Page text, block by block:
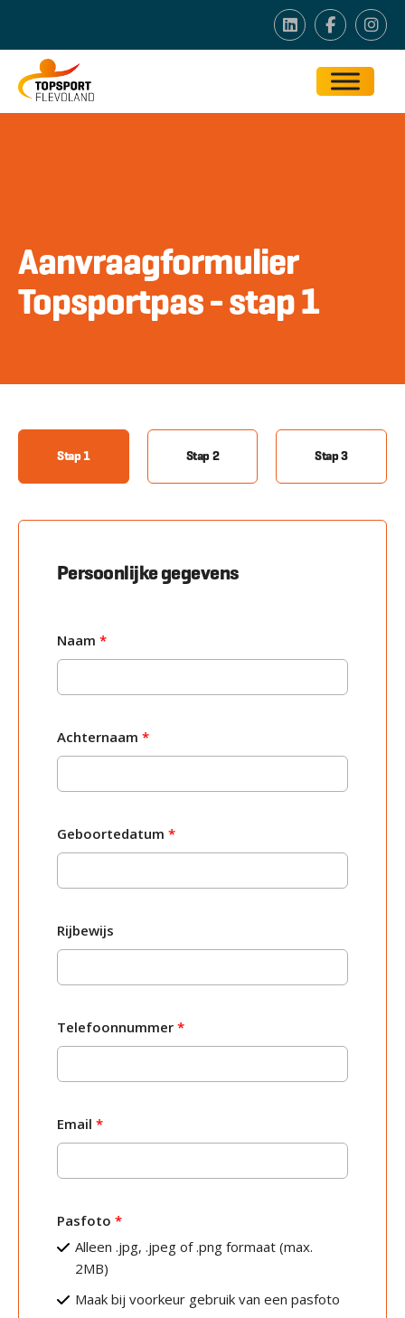
Aanvraagformulier
Topsportpas - stap 1
Stap 1 Stap 2 Stap 3
Persoonlijke gegevens
Naam *
Achternaam *
Geboortedatum *
Rijbewijs
Telefoonnummer *
Email *
Pasfoto *
Alleen .jpg, .jpeg of .png formaat (max.
2MB)
Maak bij voorkeur gebruik van een pasfoto